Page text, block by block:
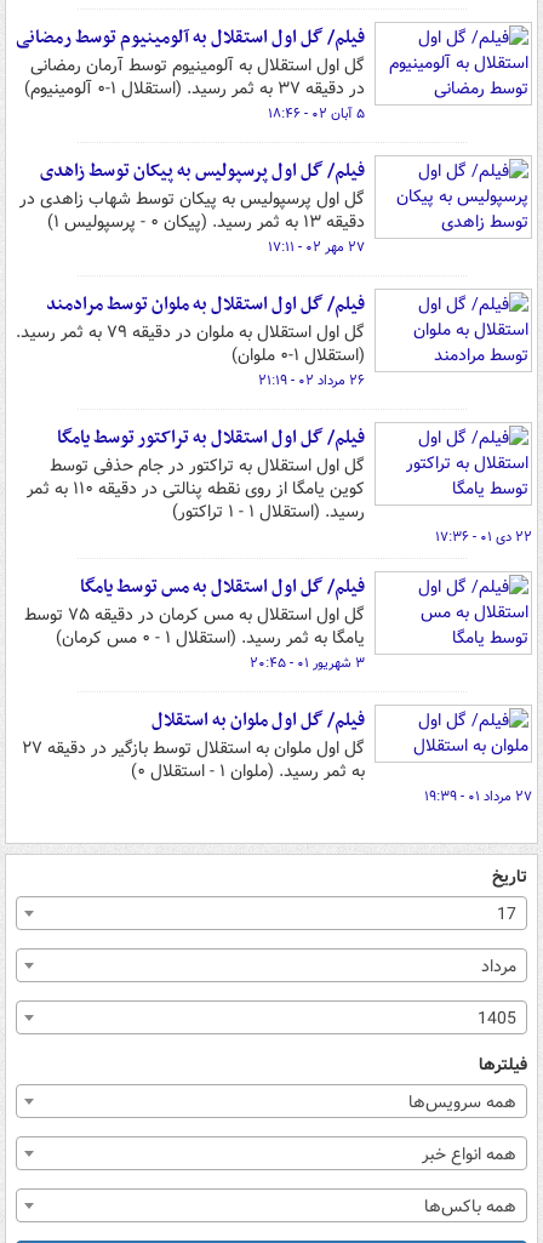
فیلم/ گل اول استقلال به آلومینیوم توسط رمضانی
گل اول استقلال به آلومینیوم توسط آرمان رمضانی
در دقیقه ۳۷ به ثمر رسید. (استقلال ۱-۰ آلومینیوم)
۵ آبان ۰۲ - ۱۸:۴۶
فیلم/ گل اول پرسپولیس به پیکان توسط زاهدی
گل اول پرسپولیس به پیکان توسط شهاب زاهدی در
دقیقه ۱۳ به ثمر رسید. (پیکان ۰ - پرسپولیس ۱)
۲۷ مهر ۰۲ - ۱۷:۱۱
فیلم/ گل اول استقلال به ملوان توسط مرادمند
گل اول استقلال به ملوان در دقیقه ۷۹ به ثمر رسید.
(استقلال ۱-۰ ملوان)
۲۶ مرداد ۰۲ - ۲۱:۱۹
فیلم/ گل اول استقلال به تراکتور توسط یامگا
گل اول استقلال به تراکتور در جام حذفی توسط
کوین یامگا از روی نقطه پنالتی در دقیقه ۱۱۰ به ثمر
رسید. (استقلال ۱ - ۱ تراکتور)
۲۲ دی ۰۱ - ۱۷:۳۶
فیلم/ گل اول استقلال به مس توسط یامگا
گل اول استقلال به مس کرمان در دقیقه ۷۵ توسط
یامگا به ثمر رسید. (استقلال ۱ - ۰ مس کرمان)
۳ شهریور ۰۱ - ۲۰:۴۵
فیلم/ گل اول ملوان به استقلال
گل اول ملوان به استقلال توسط بازگیر در دقیقه ۲۷
به ثمر رسید. (ملوان ۱ - استقلال ۰)
۲۷ مرداد ۰۱ - ۱۹:۳۹
تاریخ
17
مرداد
1405
فیلترها
همه سرویس‌ها
همه انواع خبر
همه باکس‌ها